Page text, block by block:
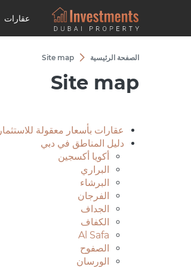
عقارات
الصفحة الرئيسية Site map
Site map
عقارات بأسعار معقولة للاستثمار
دليل المناطق في دبي
أكويا أكسجين
البراري
البرشاء
الفرجان
الجداف
الكفاف
Al Safa
الصفوح
الورسان